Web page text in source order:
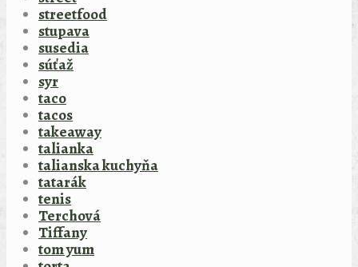
streetfood
stupava
susedia
súťaž
syr
taco
tacos
takeaway
talianka
talianska kuchyňa
tatarák
tenis
Terchová
Tiffany
tom yum